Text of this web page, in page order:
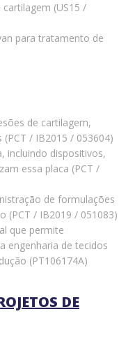
(US15 /
para tratamento de
de cartilagem,
/ IB2015 / 053604)
incluindo dispositivos,
essa placa (PCT /
de formulações
(PCT / IB2019 / 051083)
que permite
engenharia de tecidos
(PT106174A)
DE